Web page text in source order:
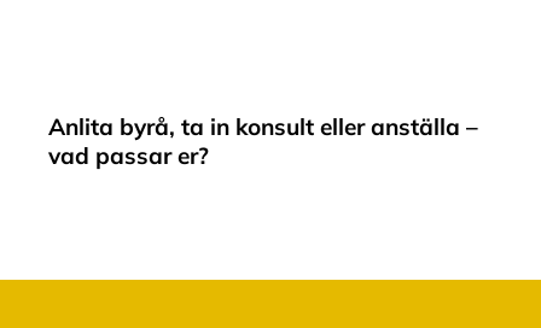
Anlita byrå, ta in konsult eller anställa –
vad passar er?